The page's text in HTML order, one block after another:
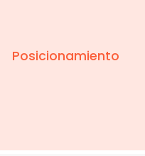
Posicionamiento